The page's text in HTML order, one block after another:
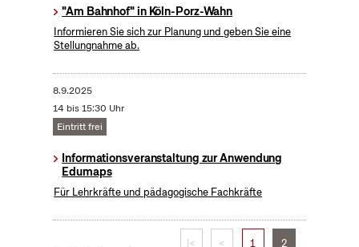
"Am Bahnhof" in Köln-Porz-Wahn
Informieren Sie sich zur Planung und geben Sie eine
Stellungnahme ab.
8.9.2025
14 bis 15:30 Uhr
Eintritt frei
Informationsveranstaltung zur Anwendung
Edumaps
Für Lehrkräfte und pädagogische Fachkräfte
|< < 1 2